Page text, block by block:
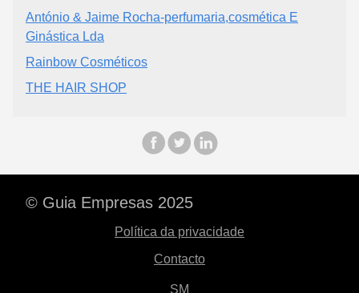
António & Jaime Rocha-perfumaria,cosmética E
Ginástica Lda
Rainbow Cosméticos
THE HAIR SHOP
© Guia Empresas 2025
Política da privacidade
Contacto
SM